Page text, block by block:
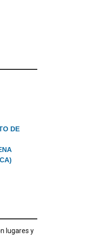
DE
lugares y